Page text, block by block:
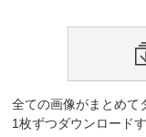
全ての画像がまとめて
1枚ずつダウンロード